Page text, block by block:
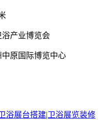
产业博览会
原国际博览中心